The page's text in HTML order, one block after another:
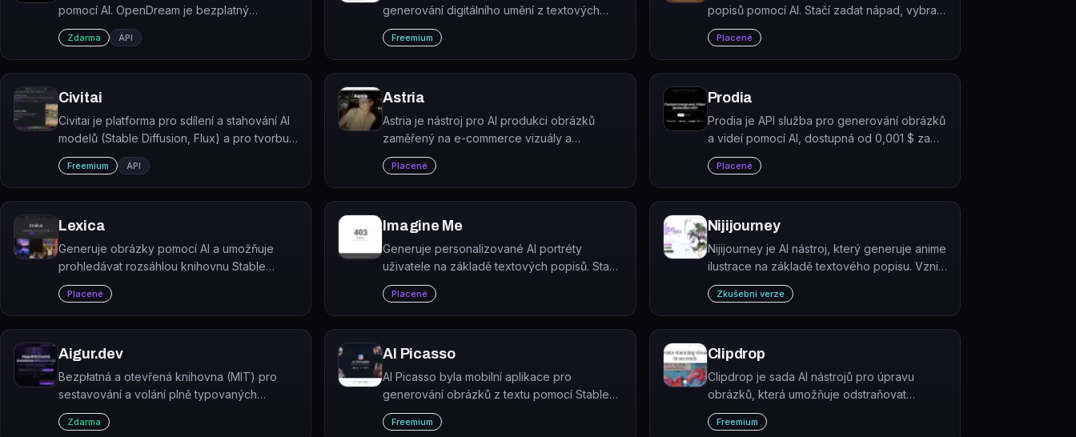
pomocí AI. OpenDream je bezplatný
generátor AI umění dostupný přes webový
prohlížeč.
Zdarma API
generování digitálního umění z textových
promptů pomocí více než 30 AI modelů.
Platforma je v současnosti označována jako
neaktivní (shutdown).
Freemium
popisů pomocí AI. Stačí zadat nápad, vybrat
styl a Dream by WOMBO vytvoří výsledek
během několika sekund.
Placené
Civitai
Civitai je platforma pro sdílení a stahování AI
modelů (Stable Diffusion, Flux) a pro tvorbu
a sdílení AI generovaného umění.
Freemium API
Astria
Astria je nástroj pro AI produkci obrázků
zaměřený na e-commerce vizuály a
profesionální headshoty.
Placené
Prodia
Prodia je API služba pro generování obrázků
a videí pomocí AI, dostupná od 0,001 $ za
generování.
Placené
Lexica
Generuje obrázky pomocí AI a umožňuje
prohledávat rozsáhlou knihovnu Stable
Diffusion promptů a výsledků.
Placené
Imagine Me
Generuje personalizované AI portréty
uživatele na základě textových popisů. Stačí
nahrát 10–20 vlastních fotografií, ze kterých
se natrénuje soukromý AI model.
Placené
Nijijourney
Nijijourney je AI nástroj, který generuje anime
ilustrace na základě textového popisu. Vznikl
spoluprací studií Spellbrush a Midjourney.
Zkušební verze
Aigur.dev
Bezpłatná a otevřená knihovna (MIT) pro
sestavování a volání plně typovaných
generativních AI pipeline. Vytvořte obrázek
pomocí svého hlasu nebo básně pomocí
Zdarma
AI Picasso
AI Picasso byla mobilní aplikace pro
generování obrázků z textu pomocí Stable
Diffusion. Služba byla ukončena v srpnu
2025.
Freemium
Clipdrop
Clipdrop je sada AI nástrojů pro úpravu
obrázků, která umožňuje odstraňovat
pozadí, generovat obrázky z textu,
zvětšovat rozlišení a čistit fotografie.
Freemium